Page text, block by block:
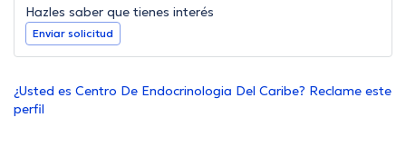
Hazles saber que tienes interés
Enviar solicitud
¿Usted es Centro De Endocrinologia Del Caribe? Reclame este
perfil